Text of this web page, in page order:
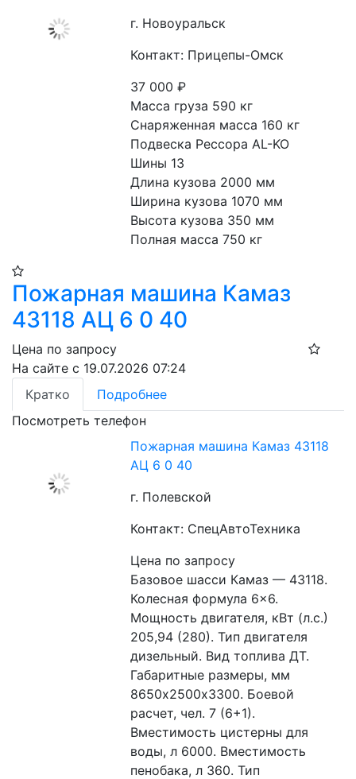
г. Новоуральск
Контакт: Прицепы-Омск
37 000₽
Масса груза 590 кг
Снаряженная масса 160 кг
Подвеска Рессора AL-KO
Шины 13
Длина кузова 2000 мм
Ширина кузова 1070 мм
Высота кузова 350 мм
Полная масса 750 кг
Пожарная машина Камаз
43118 АЦ 6 0 40
Цена по запросу
На сайте с 19.07.2026 07:24
Кратко
Подробнее
Посмотреть телефон
Пожарная машина Камаз 43118
АЦ 6 0 40
г. Полевской
Контакт: СпецАвтоТехника
Цена по запросу
Базовое шасси Камаз — 43118.
Колесная формула 6×6.
Мощность двигателя, кВт (л.с.)
205,94 (280). Тип двигателя
дизельный. Вид топлива ДТ.
Габаритные размеры, мм
8650х2500х3300. Боевой
расчет, чел. 7 (6+1).
Вместимость цистерны для
воды, л 6000. Вместимость
пенобака, л 360. Тип